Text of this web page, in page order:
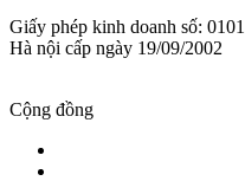
Giấy phép kinh doanh số:
Hà nội cấp ngày 19/09/2002
Cộng đồng